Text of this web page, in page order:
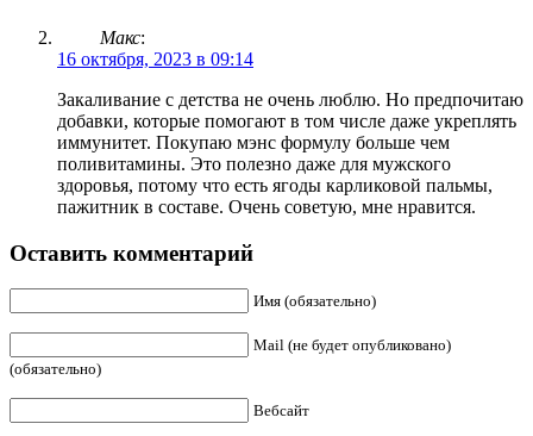
Макс:
16 октября, 2023 в 09:14
Закаливание с детства не очень люблю. Но предпочитаю
добавки, которые помогают в том числе даже укреплять
иммунитет. Покупаю мэнс формулу больше чем
поливитамины. Это полезно даже для мужского
здоровья, потому что есть ягоды карликовой пальмы,
пажитник в составе. Очень советую, мне нравится.
Оставить комментарий
Имя (обязательно)
Mail (не будет опубликовано)
(обязательно)
Вебсайт